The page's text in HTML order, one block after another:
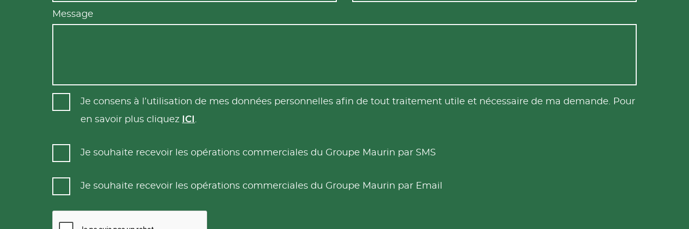
Message
Je consens à l’utilisation de mes données personnelles afin de tout traitement utile et nécessaire de ma demande. Pour
en savoir plus cliquez
ICI .
Je souhaite recevoir les opérations commerciales du Groupe Maurin par SMS
Je souhaite recevoir les opérations commerciales du Groupe Maurin par Email